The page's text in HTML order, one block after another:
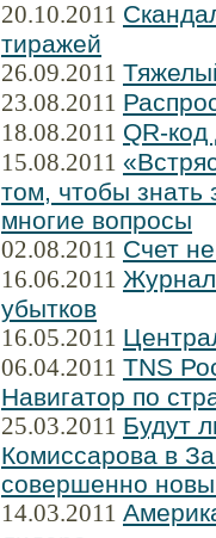
20.10.2011
тиражей
26.09.2011
23.08.2011
18.08.2011 QR-код
15.08.2011
том, чтобы знать
многие вопросы
02.08.2011 Счет
16.06.2011 Журнал
убытков
16.05.2011
06.04.2011 TNS
Навигатор по
25.03.2011 Будут
Комиссарова в
совершенно
14.03.2011